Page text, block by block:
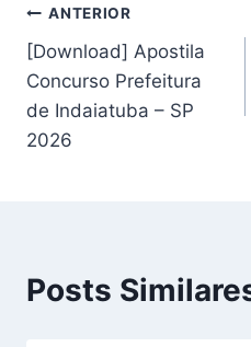
Navegação
de
Post
ANTERIOR
[Download] Apostila
Concurso Prefeitura
de Indaiatuba – SP
2026
Posts